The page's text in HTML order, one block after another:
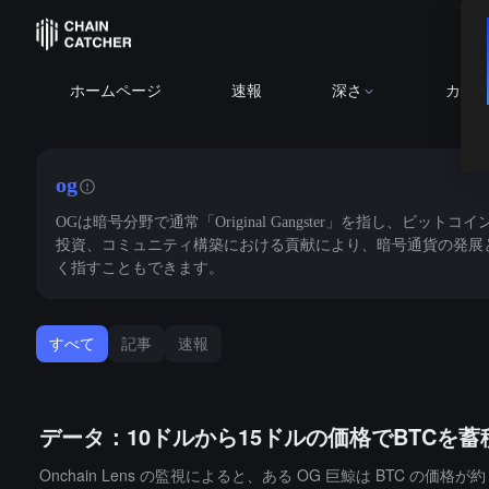
ホームページ 速報 深さ カレ
og
OGは暗号分野で通常「Original Gangster」を指し、ビットコ
投資、コミュニティ構築における貢献により、暗号通貨の発
く指すこともできます。
すべて 記事 速報
データ：10ドルから15ドルの価格でBTCを
Onchain Lens の監視によると、ある OG 巨鯨は BTC の価格が